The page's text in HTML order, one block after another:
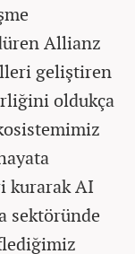
Allianz
geliştiren
oldukça
kurarak AI
sektöründe